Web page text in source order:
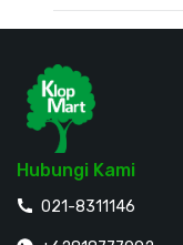
Hubungi Kami
021-8311146